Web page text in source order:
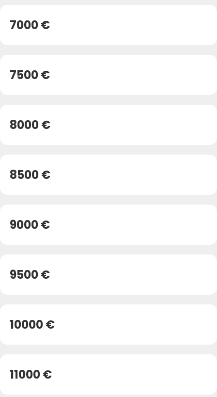
7000 €
7500 €
8000 €
8500 €
9000 €
9500 €
10000 €
11000 €